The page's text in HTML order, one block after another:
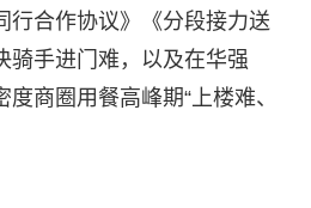
行合作协议》《分段接力送
骑手进门难，以及在华强
商圈用餐高峰期“上楼难、